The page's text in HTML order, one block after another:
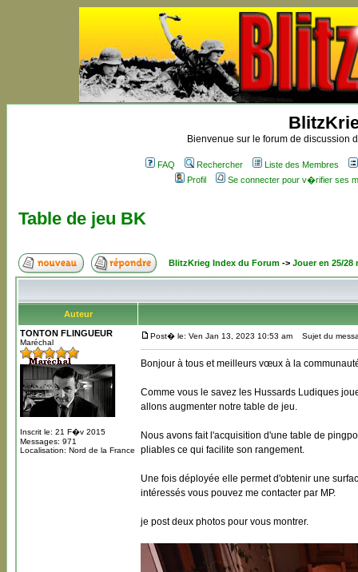
Bienvenue sur le forum de discussion
FAQ Rechercher
Liste des Membres
Profil
Se connecter pour v�rifier ses
Table de jeu BK
BlitzKrieg Index du Forum -> Jouer en 25/28
Auteur
TONTON FLINGUEUR
Maréchal
Inscrit le: 21 F�v 2015
Messages: 971
Localisation: Nord de la France
Post� le: Ven Jan 13, 2023 10:53 am Sujet du
Bonjour à tous et meilleurs vœux à la
Comme vous le savez les Hussards Ludiques
allons augmenter notre table de jeu.
Nous avons fait l'acquisition d'une table de
pliables ce qui facilite son rangement.
Une fois déployée elle permet d'obtenir une
intéressés vous pouvez me contacter par MP.
je post deux photos pour vous montrer.